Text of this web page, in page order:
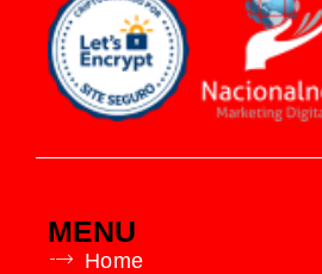
MENU
Home